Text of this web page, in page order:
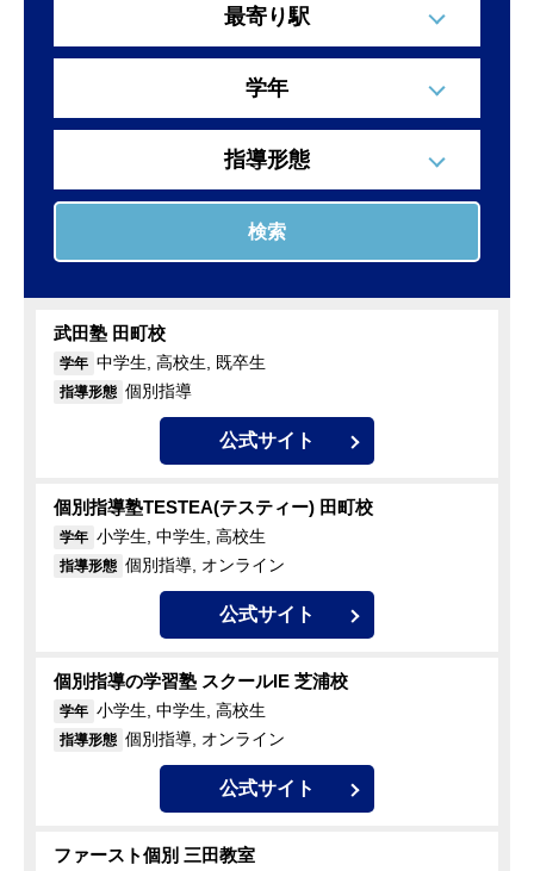
最寄り駅
学年
指導形態
検索
武田塾 田町校
学年 中学生, 高校生, 既卒生
指導形態 個別指導
公式サイト
個別指導塾TESTEA(テスティー) 田町校
学年 小学生, 中学生, 高校生
指導形態 個別指導, オンライン
公式サイト
個別指導の学習塾 スクールIE 芝浦校
学年 小学生, 中学生, 高校生
指導形態 個別指導, オンライン
公式サイト
ファースト個別 三田教室